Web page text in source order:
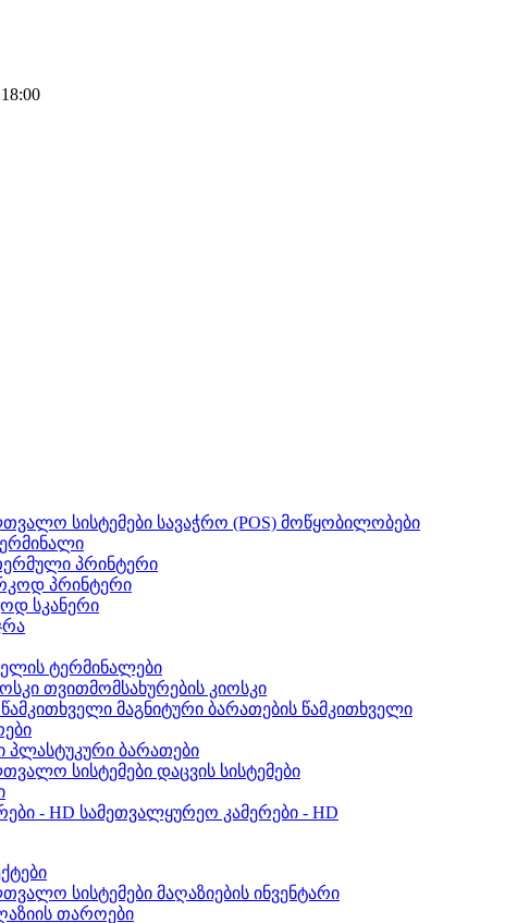
სავაჭრო (POS) მოწყობილობები
პრინტერი
პრინტერი
სკანერი
ტერმინალები
თვითმომსახურების კიოსკი
მაგნიტური ბარათების წამკითხველი
პლასტუკური ბარათები
დაცვის სისტემები
სამეთვალყურეო კამერები - HD
მაღაზიების ინვენტარი
თაროები